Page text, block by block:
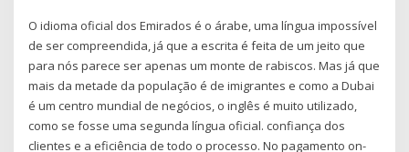
O idioma oficial dos Emirados é o árabe, uma língua impossível
de ser compreendida, já que a escrita é feita de um jeito que
para nós parece ser apenas um monte de rabiscos. Mas já que
mais da metade da população é de imigrantes e como a Dubai
é um centro mundial de negócios, o inglês é muito utilizado,
como se fosse uma segunda língua oficial. confiança dos
clientes e a eficiência de todo o processo. No pagamento on-